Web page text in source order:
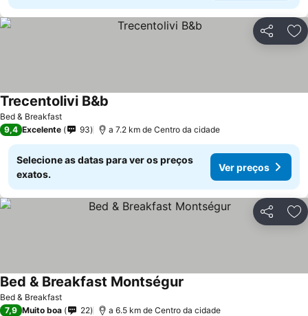
Partilhar
Bed & Breakfast
Trecentolivi B&b
9,4 Excelente 93 a 7.2 km de Centro da cidade
Selecione as datas para ver os preços
exatos.
Ver preços
Partilhar
Bed & Breakfast
Bed & Breakfast Montségur
7,9 Muito boa 22 a 6.5 km de Centro da cidade